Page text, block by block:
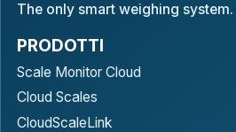
The only smart weighing system.
PRODOTTI
Scale Monitor Cloud
Cloud Scales
CloudScaleLink